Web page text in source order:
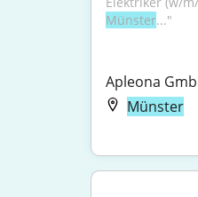
Münster..."
Apleona
Münster